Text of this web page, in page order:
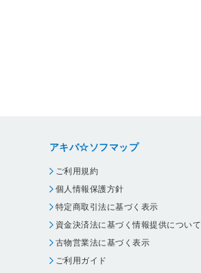
アキバ☆ソフマップ
ご利用規約
個人情報保護方針
特定商取引法に基づく表示
資金決済法に基づく情報提供について
古物営業法に基づく表示
ご利用ガイド